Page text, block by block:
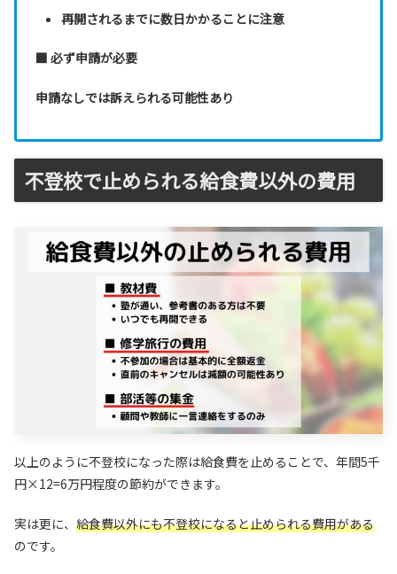
再開されるまでに数日かかることに注意
■ 必ず申請が必要
申請なしでは訴えられる可能性あり
不登校で止められる給食費以外の費用
以上のように不登校になった際は給食費を止めることで、年間5千
円×12=6万円程度の節約ができます。
実は更に、 給食費以外にも不登校になると止められる費用がある
のです。